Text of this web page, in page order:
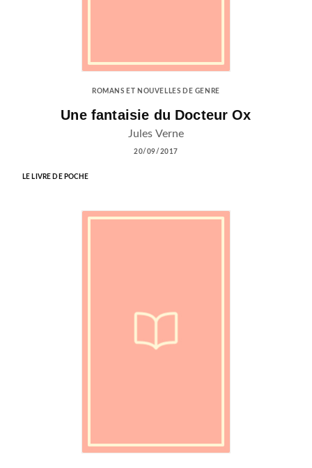
ROMANS ET NOUVELLES DE GENRE
Une fantaisie du Docteur Ox
Jules Verne
20/09/2017
LE LIVRE DE POCHE